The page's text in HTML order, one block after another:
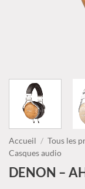
Accueil / Tous les
Casques audio
DENON –